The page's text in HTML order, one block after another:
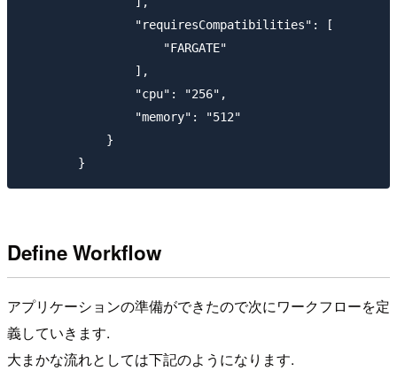
Define Workflow
アプリケーションの準備ができたので次にワークフローを定
義していきます.
大まかな流れとしては下記のようになります.